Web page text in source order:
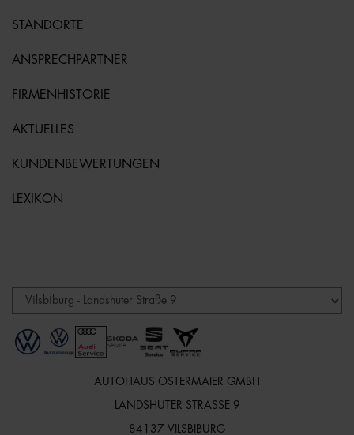
STANDORTE
ANSPRECHPARTNER
FIRMENHISTORIE
AKTUELLES
KUNDENBEWERTUNGEN
LEXIKON
AUTOHAUS OSTERMAIER GMBH
LANDSHUTER STRASSE 9
84137 VILSBIBURG